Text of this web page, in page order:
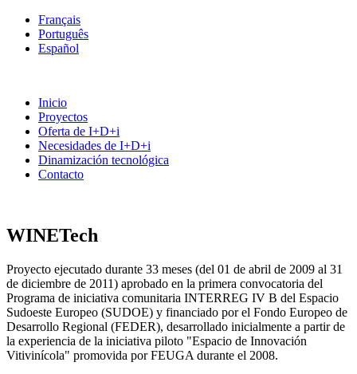
Français
Português
Español
Inicio
Proyectos
Oferta de I+D+i
Necesidades de I+D+i
Dinamización tecnológica
Contacto
WINETech
Proyecto ejecutado durante 33 meses (del 01 de abril de 2009 al 31
de diciembre de 2011) aprobado en la primera convocatoria del
Programa de iniciativa comunitaria INTERREG IV B del Espacio
Sudoeste Europeo (SUDOE) y financiado por el Fondo Europeo de
Desarrollo Regional (FEDER), desarrollado inicialmente a partir de
la experiencia de la iniciativa piloto "Espacio de Innovación
Vitivinícola" promovida por FEUGA durante el 2008.